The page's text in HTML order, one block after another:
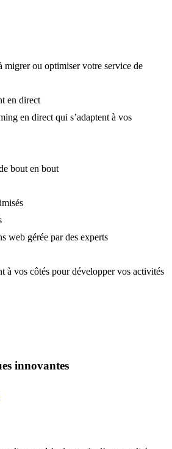
migrer ou optimiser votre service de
en direct
en direct qui s’adaptent à vos
bout en bout
web gérée par des experts
à vos côtés pour développer vos activités
innovantes